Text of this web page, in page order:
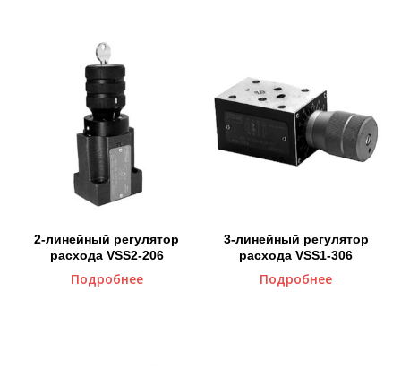
2-линейный регулятор
расхода VSS2-206
Подробнее
3-линейный регулятор
расхода VSS1-306
Подробнее